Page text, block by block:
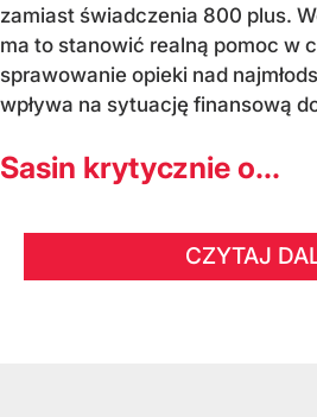
zamiast świadczenia 800 plus.
ma to stanowić realną pomoc w
sprawowanie opieki nad
wpływa na sytuację finansową
Sasin krytycznie o...
CZYTAJ